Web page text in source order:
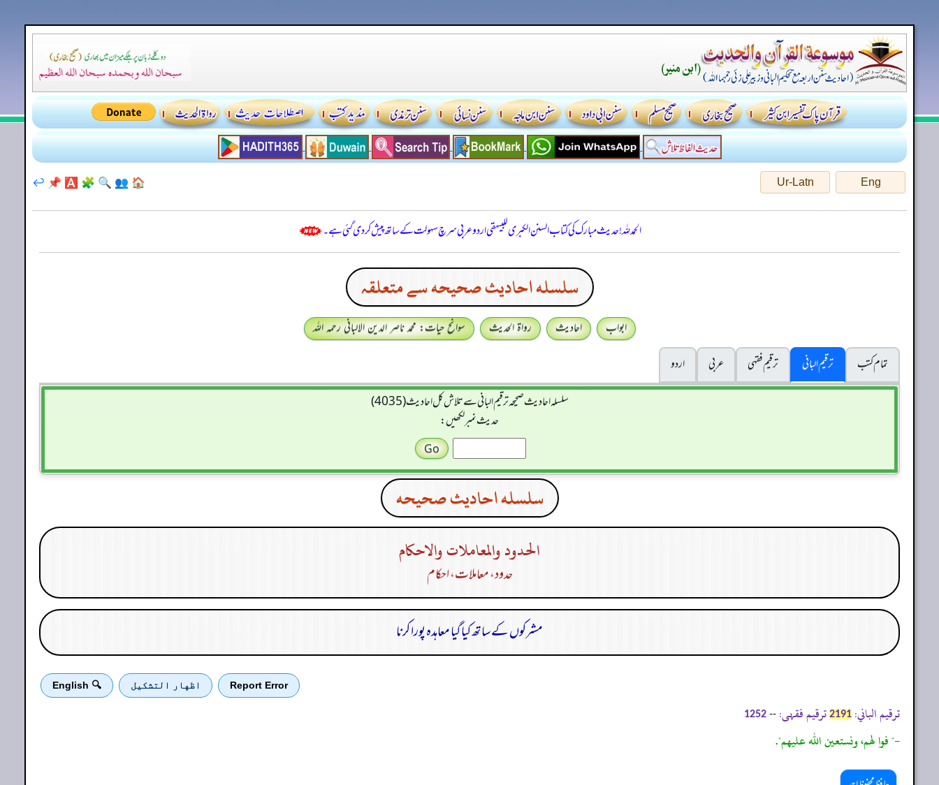
Eng
Ur-Latn
🏠
👥
🔍
🧩
🅰️
📌
↩️
الحمدللہ! حدیث مبارک کی کتاب السنن الكبرى للبيهقي اردو عربی سرچ سہولت کے ساتھ پیش کر دی گئی ہے۔
سلسله احاديث صحيحه سے متعلقہ
ابواب احادیث رواۃ الحدیث
سوانح حیات: محمد ناصر الدین الالبانی رحمہ اللہ
تمام کتب
ترقیم البانی ترقيم فقہی عربی
اردو
سلسله احاديث صحيحه ترقیم البانی سے تلاش کل احادیث (4035)
حدیث نمبر لکھیں:
سلسله احاديث صحيحه
الحدود والمعاملات والاحكام
حدود، معاملات، احکام
مشرکوں کے ساتھ کیا گیا معاہدہ پورا کرنا
Report Error اظهار التشكيل 🔍 English
ترقیم الباني: 2191 ترقیم فقہی: --
1252
-" فوا لهم، ونستعين الله عليهم".